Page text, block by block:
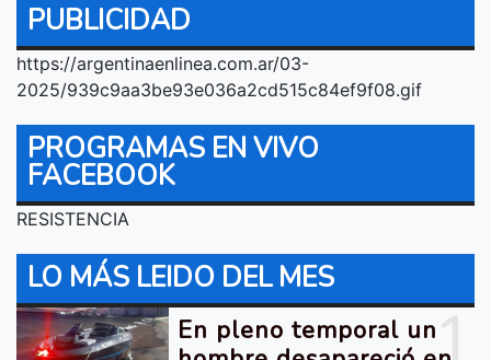
PUBLICIDAD
https://argentinaenlinea.com.ar/03-
2025/939c9aa3be93e036a2cd515c84ef9f08.gif
PROGRAMAS EN VIVO
FACEBOOK
RESISTENCIA
LO MÁS LEIDO DEL MES
En pleno temporal un